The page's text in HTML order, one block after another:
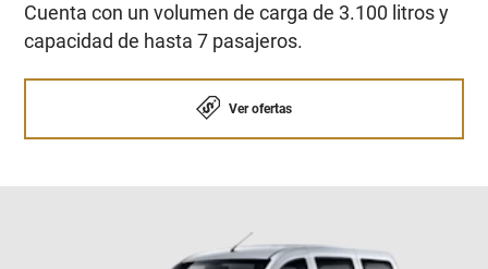
Cuenta con un volumen de carga de 3.100 litros y
capacidad de hasta 7 pasajeros.
Ver ofertas